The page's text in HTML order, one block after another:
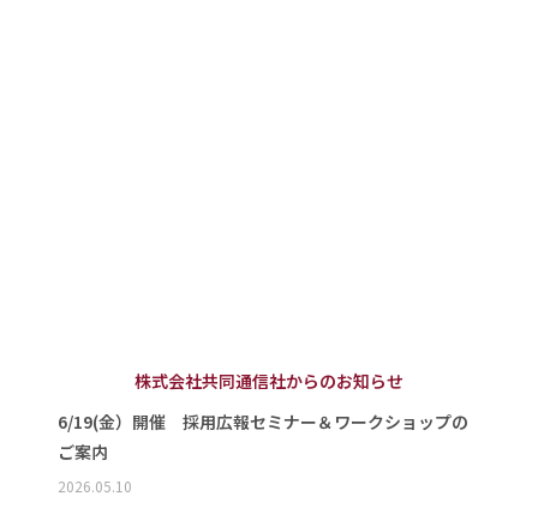
株式会社共同通信社からのお知らせ
6/19(金）開催 採用広報セミナー＆ワークショップの
ご案内
2026.05.10